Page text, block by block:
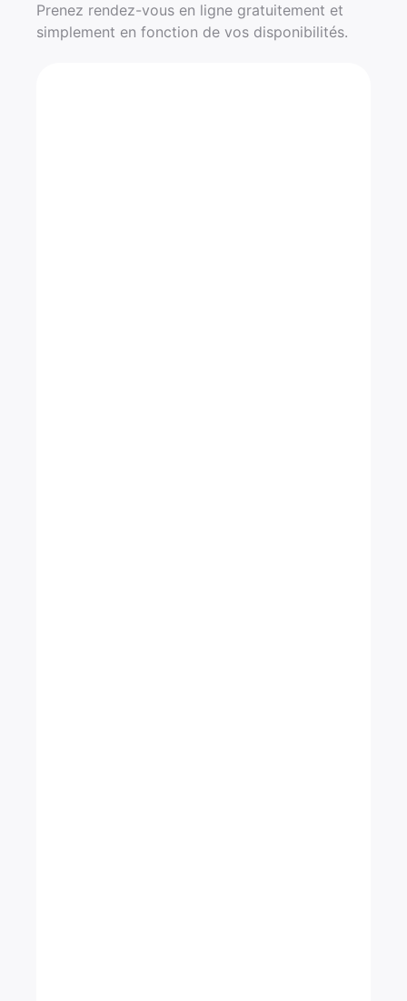
Prenez rendez-vous en ligne gratuitement et
simplement en fonction de vos disponibilités.